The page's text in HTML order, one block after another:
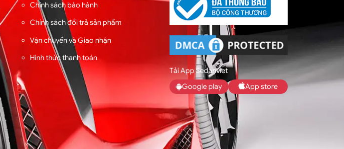
Chính sách bảo hành
Chính sách đổi trả sản phẩm
Vận chuyển và Giao nhận
Hình thức thanh toán
Tải App Sedanviet
Google play
App store